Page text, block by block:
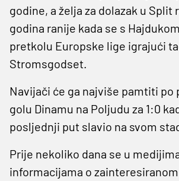
godine, a želja za dolazak u Split
godina ranije kada se s
pretkolu Europske lige igrajući
Stromsgodset.
Navijači će ga najviše pamtiti po
golu Dinamu na Poljudu za 1:0
posljednji put slavio na svom
Prije nekoliko dana se u
informacijama o